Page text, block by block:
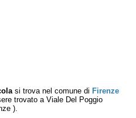
si trova nel comune di Firenze
trovato aViale Del Poggio
).